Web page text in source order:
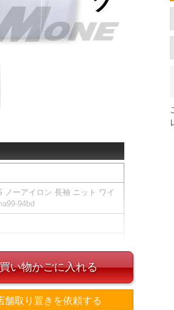
ノーアイロン 長袖 ニット ワイ
94bd
買い物かごに入れる
舗取り置きを依頼する